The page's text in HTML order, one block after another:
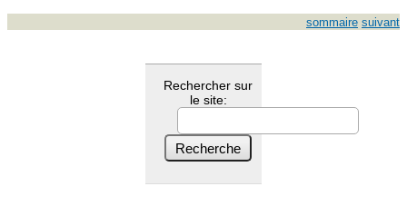
sommaire suivant
Rechercher sur
le site: